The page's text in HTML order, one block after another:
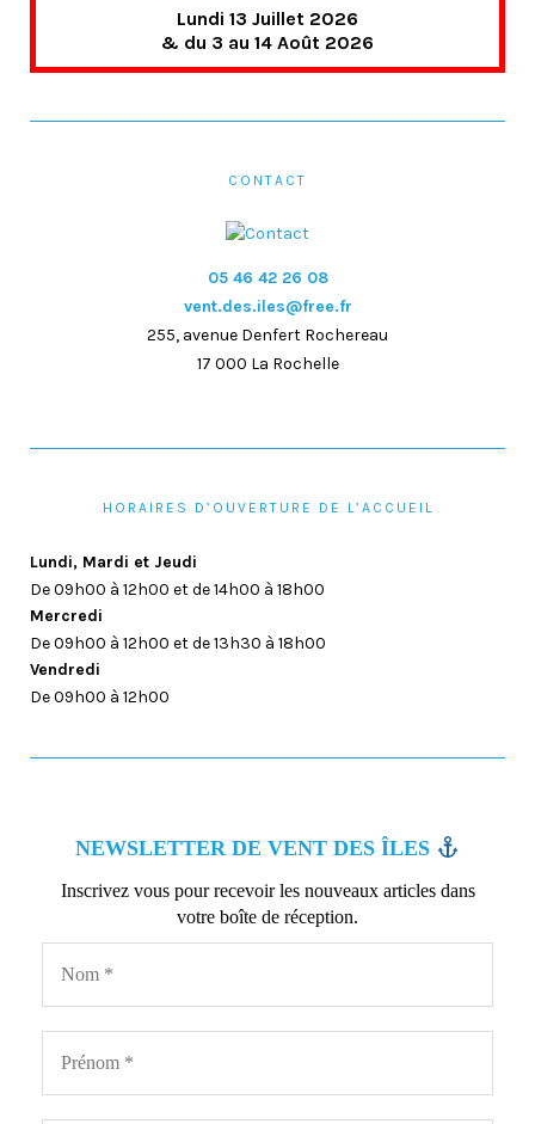
Lundi 13 Juillet 2026
& du 3 au 14 Août 2026
CONTACT
05 46 42 26 08
vent.des.iles@free.fr
255, avenue Denfert Rochereau
17 000 La Rochelle
HORAIRES D’OUVERTURE DE L’ACCUEIL
Lundi, Mardi et Jeudi
De 09h00 à 12h00 et de 14h00 à 18h00
Mercredi
De 09h00 à 12h00 et de 13h30 à 18h00
Vendredi
De 09h00 à 12h00
NEWSLETTER DE VENT DES ÎLES
Inscrivez vous pour recevoir les nouveaux articles dans
votre boîte de réception.